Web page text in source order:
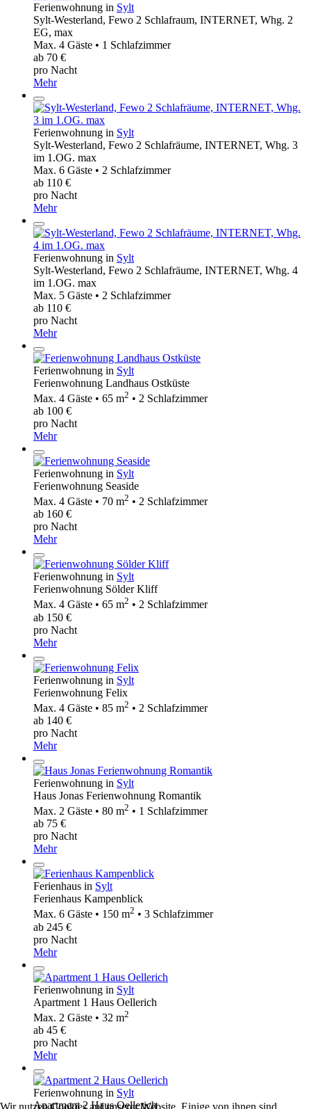
Ferienwohnung in Sylt
Sylt-Westerland, Fewo 2 Schlafraum, INTERNET, Whg. 2
EG, max
Max. 4 Gäste • 1 Schlafzimmer
ab 70 €
pro Nacht
Mehr
Ferienwohnung in Sylt
Sylt-Westerland, Fewo 2 Schlafräume, INTERNET, Whg. 3
im 1.OG. max
Max. 6 Gäste • 2 Schlafzimmer
ab 110 €
pro Nacht
Mehr
Ferienwohnung in Sylt
Sylt-Westerland, Fewo 2 Schlafräume, INTERNET, Whg. 4
im 1.OG. max
Max. 5 Gäste • 2 Schlafzimmer
ab 110 €
pro Nacht
Mehr
Ferienwohnung in Sylt
Ferienwohnung Landhaus Ostküste
Max. 4 Gäste • 65 m2 • 2 Schlafzimmer
ab 100 €
pro Nacht
Mehr
Ferienwohnung in Sylt
Ferienwohnung Seaside
Max. 4 Gäste • 70 m2 • 2 Schlafzimmer
ab 160 €
pro Nacht
Mehr
Ferienwohnung in Sylt
Ferienwohnung Sölder Kliff
Max. 4 Gäste • 65 m2 • 2 Schlafzimmer
ab 150 €
pro Nacht
Mehr
Ferienwohnung in Sylt
Ferienwohnung Felix
Max. 4 Gäste • 85 m2 • 2 Schlafzimmer
ab 140 €
pro Nacht
Mehr
Ferienwohnung in Sylt
Haus Jonas Ferienwohnung Romantik
Max. 2 Gäste • 80 m2 • 1 Schlafzimmer
ab 75 €
pro Nacht
Mehr
Ferienhaus in Sylt
Ferienhaus Kampenblick
Max. 6 Gäste • 150 m2 • 3 Schlafzimmer
ab 245 €
pro Nacht
Mehr
Ferienwohnung in Sylt
Apartment 1 Haus Oellerich
Max. 2 Gäste • 32 m2
ab 45 €
pro Nacht
Mehr
Ferienwohnung in Sylt
Apartment 2 Haus Oellerich
Wir nutzen Cookies auf unserer Website. Einige von ihnen sind